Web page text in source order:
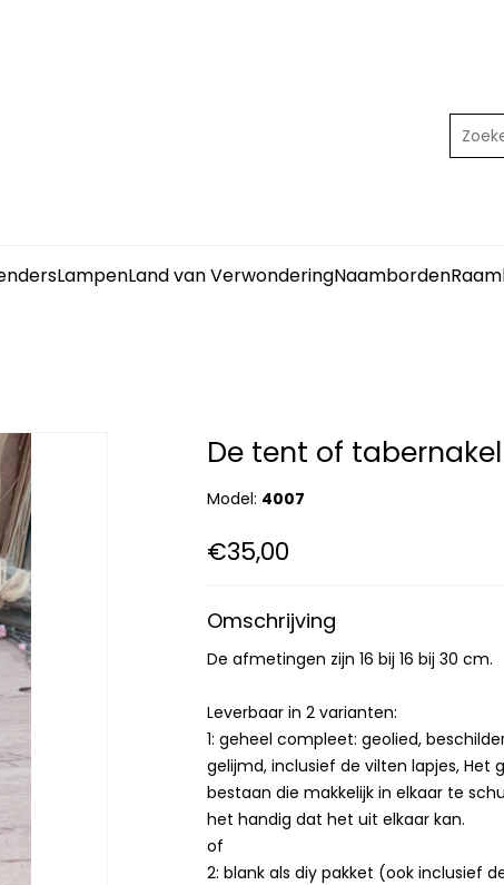
Zoeken
LampenLand van VerwonderingNaamborden
De tent of tabernakel
Model: 4007
€35,00
Omschrijving
De afmetingen zijn 16 bij 16 bij 30 cm.
Leverbaar in 2 varianten:
1: geheel compleet: geolied,
gelijmd, inclusief de vilten lapjes, Het
bestaan die makkelijk in elkaar te
het handig dat het uit elkaar kan.
of
2: blank als diy pakket (ook inclusief